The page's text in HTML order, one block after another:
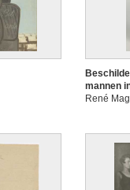
mannen
René